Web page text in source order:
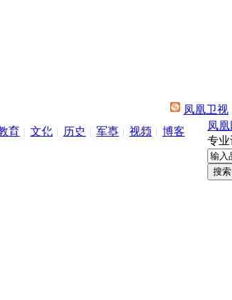
凤凰卫视
育 文化 历史 军事 视频
博客
凤
专